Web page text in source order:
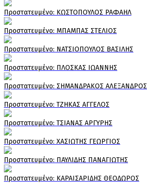
Πρoστατευμένο: ΚΩΣΤΟΠΟΥΛΟΣ ΡΑΦΑΗΛ
Πρoστατευμένο: ΜΠΑΜΠΑΣ ΣΤΕΛΙΟΣ
Πρoστατευμένο: ΝΑΤΣΙΟΠΟΥΛΟΣ ΒΑΣΙΛΗΣ
Πρoστατευμένο: ΠΛΟΣΚΑΣ ΙΩΑΝΝΗΣ
Πρoστατευμένο: ΣΗΜΑΝΔΡΑΚΟΣ ΑΛΕΞΑΝΔΡΟΣ
Πρoστατευμένο: ΤΖΗΚΑΣ ΑΓΓΕΛΟΣ
Πρoστατευμένο: ΤΣΙΑΝΑΣ ΑΡΓΥΡΗΣ
Πρoστατευμένο: ΧΑΣΙΩΤΗΣ ΓΕΩΡΓΙΟΣ
Πρoστατευμένο: ΠΑΥΛΙΔΗΣ ΠΑΝΑΓΙΩΤΗΣ
Πρoστατευμένο: ΚΑΡΑΙΣΑΡΙΔΗΣ ΘΕΟΔΩΡΟΣ